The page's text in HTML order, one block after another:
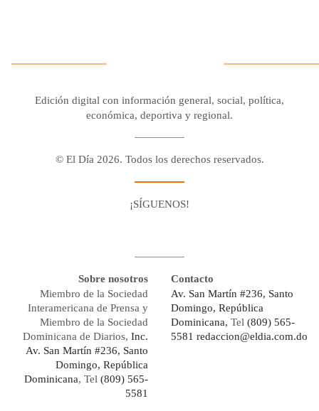
Edición digital con información general, social, política,
económica, deportiva y regional.
© El Día 2026. Todos los derechos reservados.
¡SÍGUENOS!
Sobre nosotros
Miembro de la Sociedad
Interamericana de Prensa y
Miembro de la Sociedad
Dominicana de Diarios, Inc.
Av. San Martín #236, Santo
Domingo, República
Dominicana, Tel (809) 565-
5581
Contacto
Av. San Martín #236, Santo
Domingo, República
Dominicana, Tel (809) 565-
5581 redaccion@eldia.com.do